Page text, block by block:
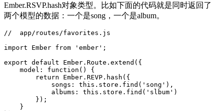
Ember.RSVP.hash对象类型。比如下面的代码就是同时返回了
两个模型的数据：一个是song，一个是album。
//  app/routes/favorites.js
import Ember from 'ember';
export default Ember.Route.extend({
    model: function() {
        return Ember.REVP.hash({
            songs: this.store.find('song'),
            albums: this.store.find('slbum')
        });
    }